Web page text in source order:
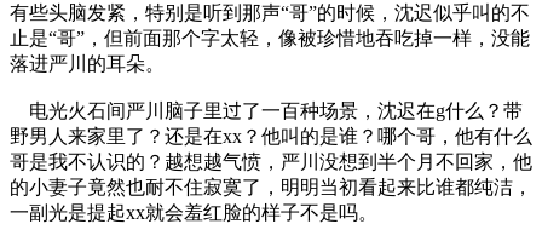
有些头脑发紧，特别是听到那声“哥”的时候，沈迟似乎叫的不
止是“哥”，但前面那个字太轻，像被珍惜地吞吃掉一样，没能
落进严川的耳朵。
电光火石间严川脑子里过了一百种场景，沈迟在g什么？带
野男人来家里了？还是在xx？他叫的是谁？哪个哥，他有什么
哥是我不认识的？越想越气愤，严川没想到半个月不回家，他
的小妻子竟然也耐不住寂寞了，明明当初看起来比谁都纯洁，
一副光是提起xx就会羞红脸的样子不是吗。